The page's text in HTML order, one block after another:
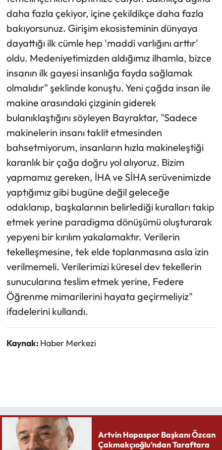
daha fazla çekiyor, içine çekildikçe daha fazla
bakıyorsunuz. Girişim ekosisteminin dünyaya
dayattığı ilk cümle hep 'maddi varlığını arttır'
oldu. Medeniyetimizden aldığımız ilhamla, bizce
insanın ilk gayesi insanlığa fayda sağlamak
olmalıdır" şeklinde konuştu. Yeni çağda insan ile
makine arasındaki çizginin giderek
bulanıklaştığını söyleyen Bayraktar, "Sadece
makinelerin insanı taklit etmesinden
bahsetmiyorum, insanların hızla makineleştiği
karanlık bir çağa doğru yol alıyoruz. Bizim
yapmamız gereken, İHA ve SİHA serüvenimizde
yaptığımız gibi bugüne değil geleceğe
odaklanıp, başkalarının belirlediği kuralları takip
etmek yerine paradigma dönüşümü oluşturarak
yepyeni bir kırılım yakalamaktır. Verilerin
tekelleşmesine, tek elde toplanmasına asla izin
verilmemeli. Verilerimizi küresel dev tekellerin
sunucularına teslim etmek yerine, Federe
Öğrenme mimarilerini hayata geçirmeliyiz"
ifadelerini kullandı.
Kaynak: Haber Merkezi
Artvin Hopaspor Başkanı Özcan
Çakmakçıoğlu’ndan Taraftara